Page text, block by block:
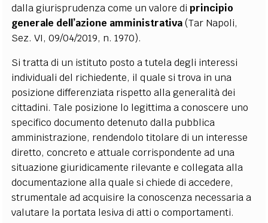
dalla giurisprudenza come un valore diprincipio
generale dell’azione amministrativa(Tar Napoli,
Sez. VI, 09/04/2019, n. 1970).
Si tratta di un istituto posto a tutela degli interessi
individuali del richiedente, il quale si trova in una
posizione differenziata rispetto alla generalità dei
cittadini. Tale posizione lo legittima a conoscere uno
specifico documento detenuto dalla pubblica
amministrazione, rendendolo titolare di un interesse
diretto, concreto e attuale corrispondente ad una
situazione giuridicamente rilevante e collegata alla
documentazione alla quale si chiede di accedere,
strumentale ad acquisire la conoscenza necessaria a
valutare la portata lesiva di atti o comportamenti.